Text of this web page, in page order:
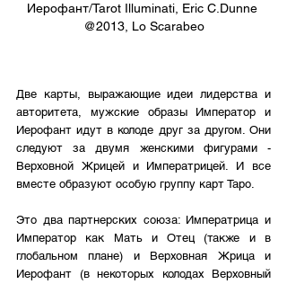
Иерофант/Tarot Illuminati, Eric C.Dunne
@2013, Lo Scarabeo
Две карты, выражающие идеи лидерства и
авторитета, мужские образы Император и
Иерофант идут в колоде друг за другом. Они
следуют за двумя женскими фигурами -
Верховной Жрицей и Императрицей. И все
вместе образуют особую группу карт Таро.
Это два партнерских союза: Императрица и
Император как Мать и Отец (также и в
глобальном плане) и Верховная Жрица и
Иерофант (в некоторых колодах Верховный